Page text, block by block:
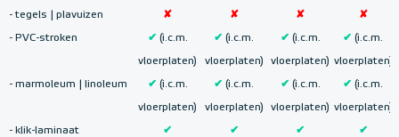
- tegels | plavuizen ✘ ✘ ✘ ✘
- PVC-stroken ✔ (i.c.m.
vloerplaten)
✔ (i.c.m.
vloerplaten)
✔ (i.c.m.
vloerplaten)
✔ (i.c.m.
vloerplaten)
- marmoleum | linoleum ✔ (i.c.m.
vloerplaten)
✔ (i.c.m.
vloerplaten)
✔ (i.c.m.
vloerplaten)
✔ (i.c.m.
vloerplaten)
- klik-laminaat ✔ ✔ ✔ ✔